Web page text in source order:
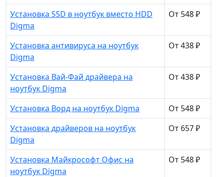
Установка SSD в ноутбук вместо HDD
Digma
От 548 ₽
Установка антивируса на ноутбук
Digma
От 438 ₽
Установка Вай-Фай драйвера на
ноутбук Digma
От 438 ₽
Установка Ворд на ноутбук Digma
От 548 ₽
Установка драйверов на ноутбук
Digma
От 657 ₽
Установка Майкрософт Офис на
ноутбук Digma
От 548 ₽